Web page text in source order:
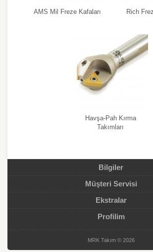
AMS Mil Freze Kafaları Rich
Havşa-Pah Kırma
Takımları
Bilgiler
Müşteri Servisi
Ekstralar
Profilim
MRK Takım © 2026